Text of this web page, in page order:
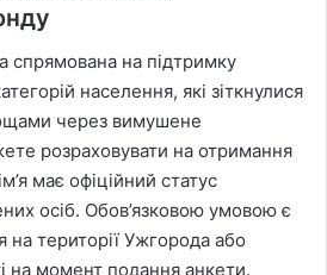
спрямована на підтримку
населення, які зіткнулися
через вимушене
розраховувати на отримання
має офіційний статус
осіб. Обов’язковою умовою є
території Ужгорода або
на момент подання анкети.